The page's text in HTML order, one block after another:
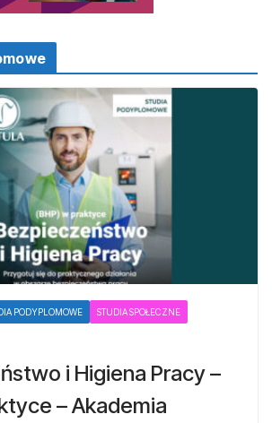
PODYPLOMOWE STUDIA SPOŁECZNE
i Higiena Pracy –
– Akademia